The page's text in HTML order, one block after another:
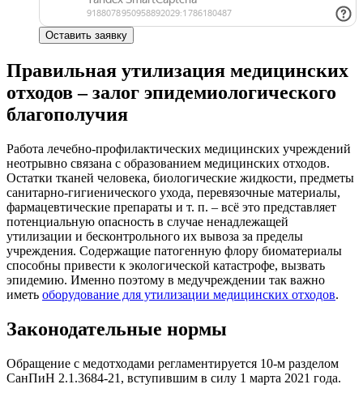
Оставить заявку
Правильная утилизация медицинских
отходов – залог эпидемиологического
благополучия
Работа лечебно-профилактических медицинских учреждений
неотрывно связана с образованием медицинских отходов.
Остатки тканей человека, биологические жидкости, предметы
санитарно-гигиенического ухода, перевязочные материалы,
фармацевтические препараты и т. п. – всё это представляет
потенциальную опасность в случае ненадлежащей
утилизации и бесконтрольного их вывоза за пределы
учреждения. Содержащие патогенную флору биоматериалы
способны привести к экологической катастрофе, вызвать
эпидемию. Именно поэтому в медучреждении так важно
иметь оборудование для утилизации медицинских отходов.
Законодательные нормы
Обращение с медотходами регламентируется 10-м разделом
СанПиН 2.1.3684-21, вступившим в силу 1 марта 2021 года.